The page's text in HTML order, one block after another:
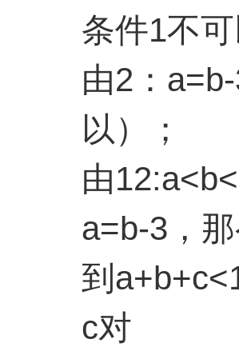
条件1不
由2：
以）；
由
a=b-3，
到
c对